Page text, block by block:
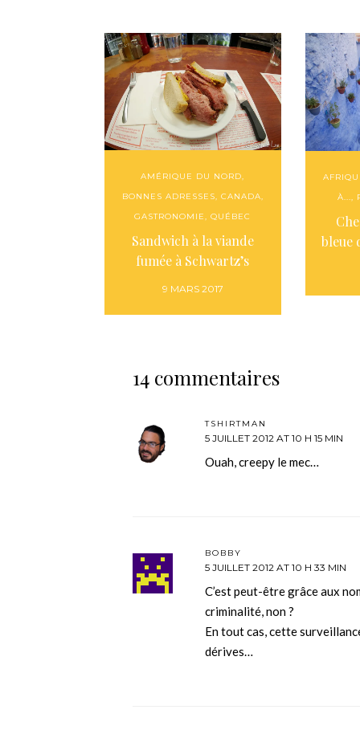
AMÉRIQUE DU NORD,
BONNES ADRESSES, CANADA,
GASTRONOMIE,QUÉBEC
Sandwich à la viande
fumée à Schwartz’s
9 MARS 2017
À...,
bleue
14 commentaires
TSHIRTMAN
5 JUILLET 2012 AT 10 H 15 MIN
Ouah, creepy le mec…
BOBBY
5 JUILLET 2012 AT 10 H 33 MIN
C’est peut-être grâce aux
criminalité, non ?
En tout cas, cette
dérives…